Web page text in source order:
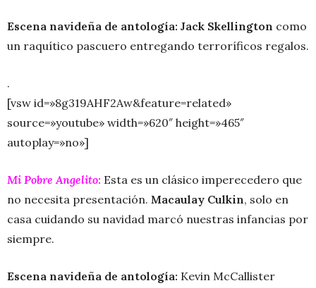
Escena navideña de antología: Jack Skellington como
un raquítico pascuero entregando terroríficos regalos.
.
[vsw id=»8g319AHF2Aw&feature=related»
source=»youtube» width=»620″ height=»465″
autoplay=»no»]
Mi Pobre Angelito: Esta es un clásico imperecedero que
no necesita presentación. Macaulay Culkin, solo en
casa cuidando su navidad marcó nuestras infancias por
siempre.
Escena navideña de antología: Kevin McCallister